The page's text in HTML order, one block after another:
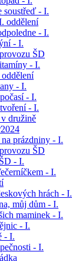
soustřeď - I.
oddělení
- I.
- I.
ŠD
- I.
- I.
- I.
- I.
družině
na prázdniny - I.
ŠD
- I.
- I.
hrách - I.
můj dům - I.
maminek - I.
- I.
- I.
- I.